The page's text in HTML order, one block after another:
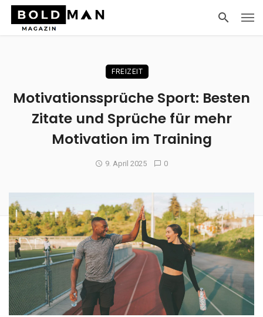
FREIZEIT
Motivationssprüche Sport: Besten
Zitate und Sprüche für mehr
Motivation im Training
9. April 2025 0